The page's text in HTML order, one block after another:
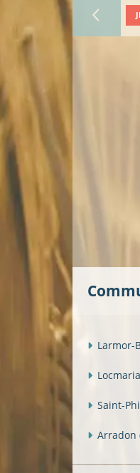
Larmor-
Saint-
Arradon